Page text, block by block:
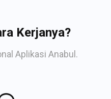
Kerjanya?
Aplikasi Anabul.